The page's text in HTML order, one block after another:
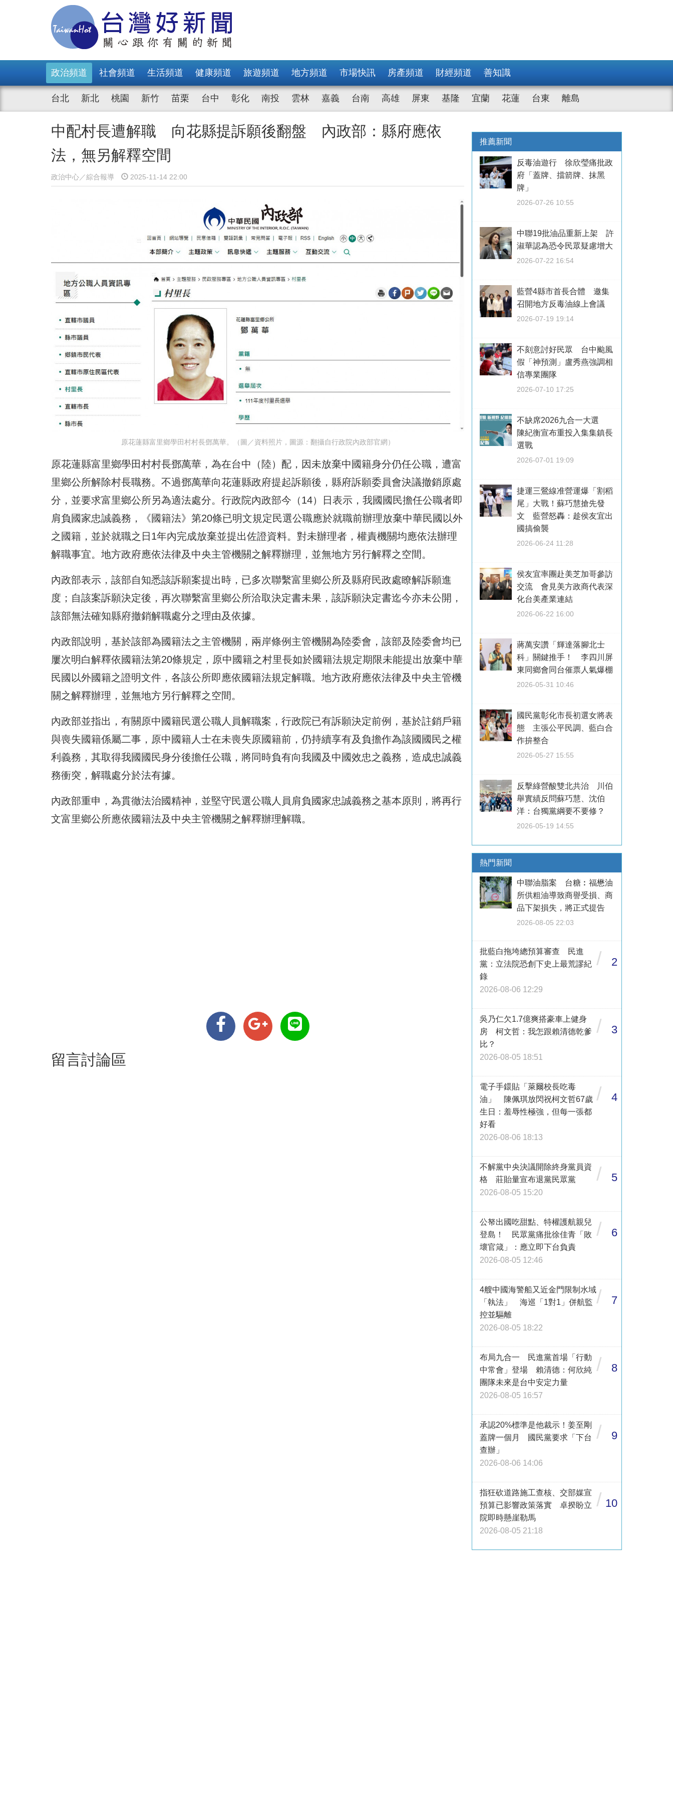
政治頻道 社會頻道 生活頻道 健康頻道 旅遊頻道 地方頻道 市場快訊 房產頻道 財經頻道 善知識
台北 新北 桃園 新竹 苗栗 台中 彰化 南投 雲林 嘉義 台南 高雄 屏東 基隆 宜蘭 花蓮 台東 離島
中配村長遭解職 向花縣提訴願後翻盤 內政部：縣府應依
法，無另解釋空間
政治中心／綜合報導 2025-11-14 22:00
原花蓮縣富里鄉學田村村長鄧萬華。（圖／資料照片，圖源：翻攝自行政院內政部官網）
原花蓮縣富里鄉學田村村長鄧萬華，為在台中（陸）配，因未放棄中國籍身分仍任公職，遭富
里鄉公所解除村長職務。不過鄧萬華向花蓮縣政府提起訴願後，縣府訴願委員會決議撤銷原處
分，並要求富里鄉公所另為適法處分。行政院內政部今（14）日表示，我國國民擔任公職者即
肩負國家忠誠義務，《國籍法》第20條已明文規定民選公職應於就職前辦理放棄中華民國以外
之國籍，並於就職之日1年內完成放棄並提出佐證資料。對未辦理者，權責機關均應依法辦理
解職事宜。地方政府應依法律及中央主管機關之解釋辦理，並無地方另行解釋之空間。
內政部表示，該部自知悉該訴願案提出時，已多次聯繫富里鄉公所及縣府民政處瞭解訴願進
度；自該案訴願決定後，再次聯繫富里鄉公所洽取決定書未果，該訴願決定書迄今亦未公開，
該部無法確知縣府撤銷解職處分之理由及依據。
內政部說明，基於該部為國籍法之主管機關，兩岸條例主管機關為陸委會，該部及陸委會均已
屢次明白解釋依國籍法第20條規定，原中國籍之村里長如於國籍法規定期限未能提出放棄中華
民國以外國籍之證明文件，各該公所即應依國籍法規定解職。地方政府應依法律及中央主管機
關之解釋辦理，並無地方另行解釋之空間。
內政部並指出，有關原中國籍民選公職人員解職案，行政院已有訴願決定前例，基於註銷戶籍
與喪失國籍係屬二事，原中國籍人士在未喪失原國籍前，仍持續享有及負擔作為該國國民之權
利義務，其取得我國國民身分後擔任公職，將同時負有向我國及中國效忠之義務，造成忠誠義
務衝突，解職處分於法有據。
內政部重申，為貫徹法治國精神，並堅守民選公職人員肩負國家忠誠義務之基本原則，將再行
文富里鄉公所應依國籍法及中央主管機關之解釋辦理解職。
留言討論區
推薦新聞
反毒油遊行 徐欣瑩痛批政
府「蓋牌、擋箭牌、抹黑
牌」
2026-07-26 10:55
中聯19批油品重新上架 許
淑華認為恐令民眾疑慮增大
2026-07-22 16:54
藍營4縣市首長合體 邀集
召開地方反毒油線上會議
2026-07-19 19:14
不刻意討好民眾 台中颱風
假「神預測」盧秀燕強調相
信專業團隊
2026-07-10 17:25
不缺席2026九合一大選
陳紀衡宣布重投入集集鎮長
選戰
2026-07-01 19:09
捷運三鶯線准營運爆「割稻
尾」大戰！蘇巧慧搶先發
文 藍營怒轟：趁侯友宜出
國搞偷襲
2026-06-24 11:28
侯友宜率團赴美芝加哥參訪
交流 會見美方政商代表深
化台美產業連結
2026-06-22 16:00
蔣萬安讚「輝達落腳北士
科」關鍵推手！ 李四川屏
東同鄉會同台催票人氣爆棚
2026-05-31 10:46
國民黨彰化市長初選女將表
態 主張公平民調、藍白合
作拚整合
2026-05-27 15:55
反擊綠營酸雙北共治 川伯
舉實績反問蘇巧慧、沈伯
洋：台獨黨綱要不要修？
2026-05-19 14:55
熱門新聞
中聯油脂案 台糖︰福懋油
所供粗油導致商譽受損、商
品下架損失，將正式提告
2026-08-05 22:03
批藍白拖垮總預算審查 民進
黨：立法院恐創下史上最荒謬紀
錄
2026-08-06 12:29
/ 2
吳乃仁欠1.7億爽搭豪車上健身
房 柯文哲：我怎跟賴清德乾爹
比？
2026-08-05 18:51
/ 3
電子手鐶貼「萊爾校長吃毒
油」 陳佩琪放閃祝柯文哲67歲
生日：羞辱性極強，但每一張都
好看
2026-08-06 18:13
/ 4
不解黨中央決議開除終身黨員資
格 莊貽量宣布退黨民眾黨
2026-08-05 15:20
/ 5
公帑出國吃甜點、特權護航親兒
登島！ 民眾黨痛批徐佳青「敗
壞官箴」：應立即下台負責
2026-08-05 12:46
/ 6
4艘中國海警船又近金門限制水域
「執法」 海巡「1對1」併航監
控並驅離
2026-08-05 18:22
/ 7
布局九合一 民進黨首場「行動
中常會」登場 賴清德：何欣純
團隊未來是台中安定力量
2026-08-05 16:57
/ 8
承認20%標準是他裁示！姜至剛
蓋牌一個月 國民黨要求「下台
查辦」
2026-08-06 14:06
/ 9
指狂砍道路施工查核、交部媒宣
預算已影響政策落實 卓揆盼立
院即時懸崖勒馬
2026-08-05 21:18
/ 10